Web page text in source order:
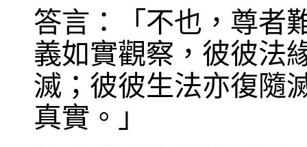
答言：「不也，尊者
義如實觀察，彼彼法
滅；彼彼生法亦復隨
真實。」